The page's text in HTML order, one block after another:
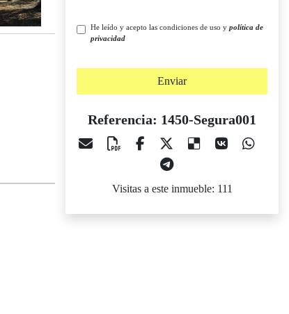
He leído y acepto las condiciones de uso y política de
privacidad
Enviar
Referencia: 1450-Segura001
Visitas a este inmueble: 111